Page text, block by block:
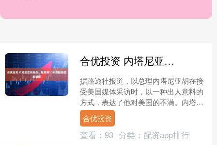
合优投资 内塔尼亚胡表态：希望用10年摆脱美国的援助
据路透社报道，以总理内塔尼亚胡在接
受美国媒体采访时，以一种出人意料的
方式，表达了他对美国的不满。内塔尼
亚胡表示，希望以色列能在未来 10 年
内，逐步摆脱美国的军....
合优投资
查看： 93 分类： 配资app排行